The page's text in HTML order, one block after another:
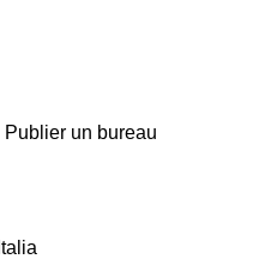
Publier un bureau
Italia